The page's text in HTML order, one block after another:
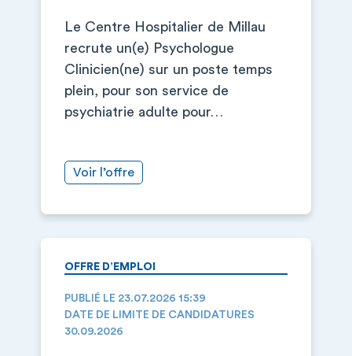
Le Centre Hospitalier de Millau
recrute un(e) Psychologue
Clinicien(ne) sur un poste temps
plein, pour son service de
psychiatrie adulte pour…
Voir l’offre
OFFRE D’EMPLOI
PUBLIÉ LE 23.07.2026 15:39
DATE DE LIMITE DE CANDIDATURES
30.09.2026